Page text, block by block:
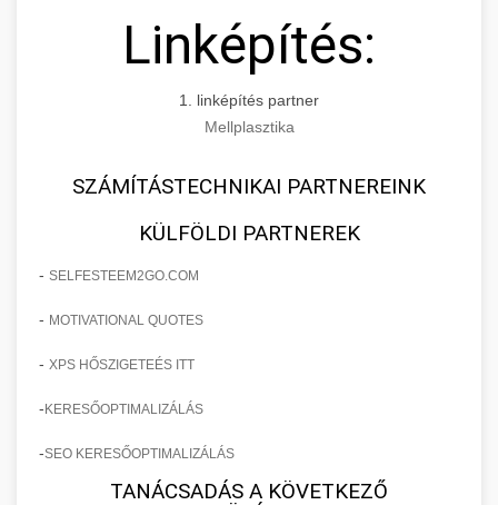
Linképítés:
1. linképítés partner
Mellplasztika
SZÁMÍTÁSTECHNIKAI PARTNEREINK
KÜLFÖLDI PARTNEREK
- SELFESTEEM2GO.COM
- MOTIVATIONAL QUOTES
- XPS HŐSZIGETEÉS ITT
- KERESŐOPTIMALIZÁLÁS
-SEO KERESŐOPTIMALIZÁLÁS
TANÁCSADÁS A KÖVETKEZŐ